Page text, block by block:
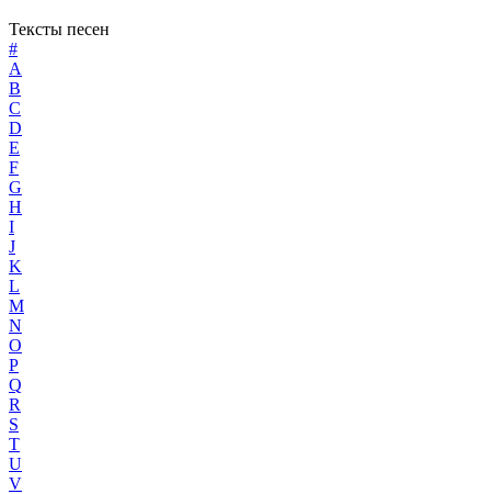
Тексты песен
#
A
B
C
D
E
F
G
H
I
J
K
L
M
N
O
P
Q
R
S
T
U
V